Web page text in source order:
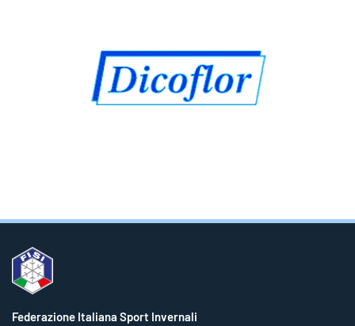
Federazione Italiana Sport Invernali